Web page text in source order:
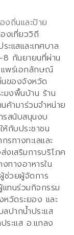
งถิ่นและป้าย
งเที่ยววิถี
ะแสและเทศบาล
8 กันยายนที่ผ่าน
แพร่เอกลักษณ์
ของจังหวัด
มงพื้นบ้าน ร้าน
นค้ามาร่วมจำหน่าย
สนับสนุนงบ
กับประชาชน
ทางทะเลและ
เสริมการบริโภค
ทางอาหารใน
ช่วยผู้จัดการ
ทนร่วมกิจกรรม
วัดระยอง และ
ปากน้ำประแส
ระแส อ.แกลง